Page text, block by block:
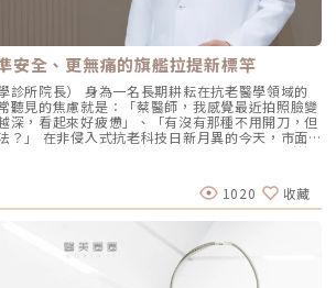
「軟化」細小紋路，讓整個人看起來更加柔和、自
議：如何規劃妳的「逆時針」計畫？在辰美學，
膩」的美，而非瞬間的煙火式改變。針對初次接觸
我通常會建議以「週期性重塑」的方式來規劃妳
療程：建議至少進行 2 至 3 次為了達到最佳的彈
化，單次施打僅是啟動信號，完整的重塑需要時間
第 2 次）： 建議間隔 1 個月施打。這兩次密集的
在真皮層內建立穩固的擴散網絡，全面活化纖維母
第 3 次）： 建議間隔3到6個月進行第三次施打。
能延續細胞的再生信號，讓拉皮效果更具層次感。
的週期療程後，肌膚的緊緻度與細緻質感通常可
。2.術後照護：輕盈無負擔的修復由於 Profhilo
含化學交聯劑，術後反應極輕。只需在 24 小時內
（如溫泉、蒸氣室、高溫瑜伽），其餘日常生活、
合行程滿檔的都會女性。結語：美，是找回妳原本
「加法」，而是「還原」。Profhilo 逆時針的哲
合：我們不希望客戶變得不像自己，我們希望妳在
那份緊緻、透亮的彈力美感。妳不需要厚重的粉底
充劑可能導致的僵硬或「饅化」現象，讓你看起來
是動了手腳。4. 獨創 BAP 五點注射技術：療程更
BAP (Bio Aesthetic Points) 五點注射技術。醫師
個精準的生物美學點進行注射，就能讓玻尿酸均勻
了注射的針數和疼痛感，也降低了術後瘀青和腫脹
、快速。5. 高濃度、不含交聯劑：安全性高、低發
主要成分，且製程中不使用任何化學交聯劑，能有
與過敏風險。同時，也經過多項國際認證，確保了
針（Profhilo） vs. 傳統玻尿酸比較 療程名稱
安全、更無痛的旗艦拉提新標竿
診所院長） 身為一名長期耕耘在抗老醫學領域的
聽見的焦慮就是：「蔡醫師，我感覺最近拍照臉變
深，看起來好疲憊」、「有沒有那種不用開刀，但
？」 在非侵入式抗老科技日新月異的今天，市面
但每當病患詢問我最信任哪一台儀器時，我的首選
波。而在 2026 年的現在，隨著 Ultherapy
世，醫美界正式進入了「精準醫療」的新紀元。這
的角度，深度拆解為什麼美音二代會成為我臨床治
新定義抗老的黃金標準。一、 為什麼「看得到」
波拉提不是「能量越強越好」，而是「能量要打在
膚厚度、皮下脂肪分布、筋膜層（SMAS）的深
勢都完全不同。即便是在同一個人的臉上，左側與
1020 收藏